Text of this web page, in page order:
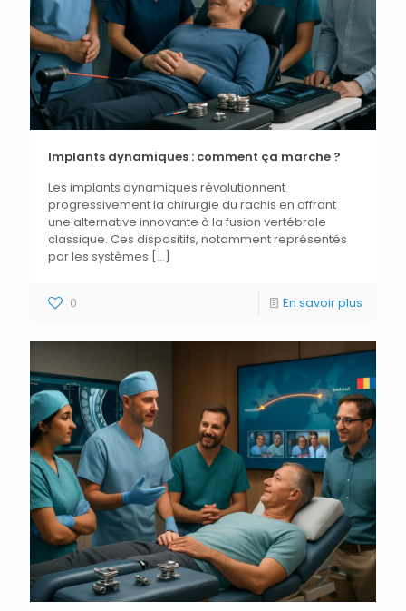
Implants dynamiques : comment ça marche ?
Les implants dynamiques révolutionnent
progressivement la chirurgie du rachis en offrant
une alternative innovante à la fusion vertébrale
classique. Ces dispositifs, notamment représentés
par les systèmes […]
0 En savoir plus